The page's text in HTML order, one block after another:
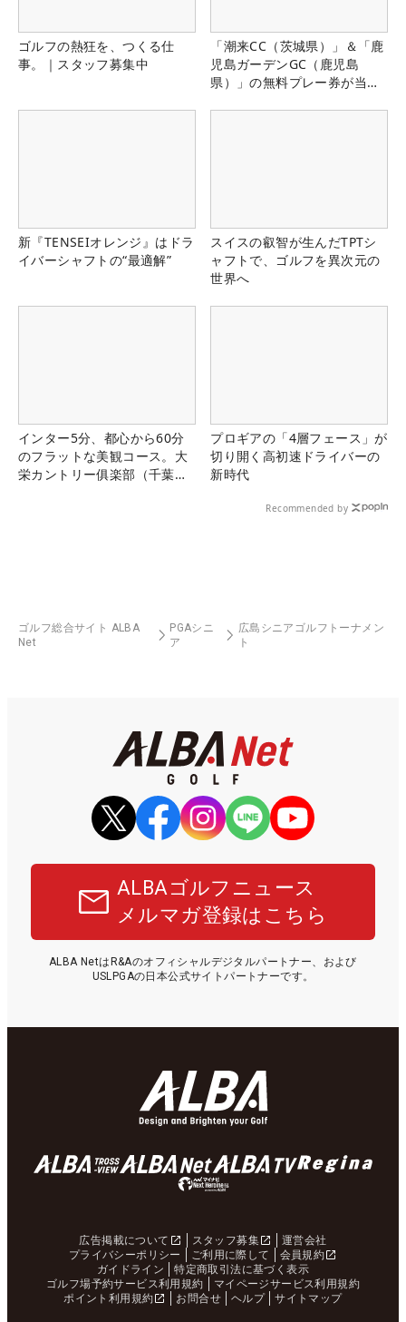
ゴルフの熱狂を、つくる仕
事。｜スタッフ募集中
「潮来CC（茨城県）」＆「鹿
児島ガーデンGC（鹿児島
県）」の無料プレー券が当た
新『TENSEIオレンジ』はドラ
イバーシャフトの“最適解”
スイスの叡智が生んだTPTシ
ャフトで、ゴルフを異次元の
世界へ
インター5分、都心から60分
のフラットな美観コース。大
栄カントリー俱楽部（千葉
プロギアの「4層フェース」が
切り開く高初速ドライバーの
新時代
Recommended by
ゴルフ総合サイト ALBA
Net
PGAシニ
ア
広島シニアゴルフトーナメン
ト
ALBAゴルフニュース
メルマガ登録はこちら
ALBA NetはR&Aのオフィシャルデジタルパートナー、および
USLPGAの日本公式サイトパートナーです。
広告掲載について スタッフ募集
運営会社
プライバシーポリシー
ご利用に際して
会員規約
ガイドライン
特定商取引法に基づく表示
ゴルフ場予約サービス利用規約
マイページサービス利用規約
ポイント利用規約
お問合せ ヘルプ サイトマップ